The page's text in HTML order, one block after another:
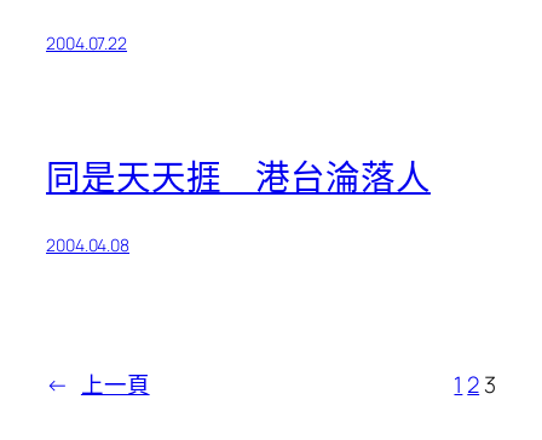
2004.07.22
同是天天捱 港台淪落人
2004.04.08
← 上一頁 1 23